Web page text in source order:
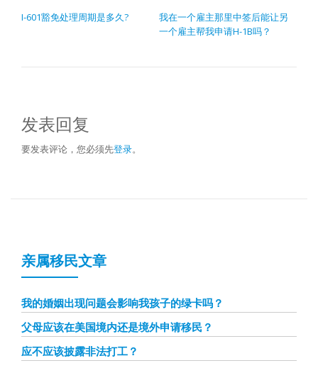
I-601豁免处理周期是多久?
我在一个雇主那里中签后能让另
一个雇主帮我申请H-1B吗？
发表回复
要发表评论，您必须先登录。
亲属移民文章
我的婚姻出现问题会影响我孩子的绿卡吗？
父母应该在美国境内还是境外申请移民？
应不应该披露非法打工？